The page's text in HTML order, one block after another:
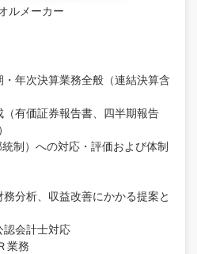
ルメーカー
年次決算業務全般（連結決算含
有価証券報告書、四半期報告
制）への対応・評価および体制
分析、収益改善にかかる提案と
会計⼠対応
業務